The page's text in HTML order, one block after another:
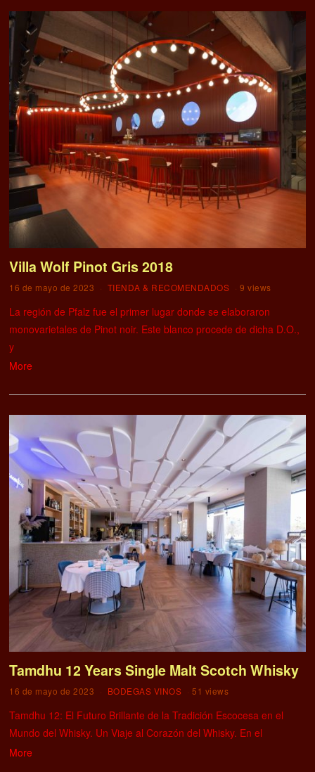
Villa Wolf Pinot Gris 2018
16 de mayo de 2023 TIENDA & RECOMENDADOS 9 views
La región de Pfalz fue el primer lugar donde se elaboraron
monovarietales de Pinot noir. Este blanco procede de dicha D.O.,
y
More
Tamdhu 12 Years Single Malt Scotch Whisky
16 de mayo de 2023 BODEGAS VINOS 51 views
Tamdhu 12: El Futuro Brillante de la Tradición Escocesa en el
Mundo del Whisky. Un Viaje al Corazón del Whisky. En el
More